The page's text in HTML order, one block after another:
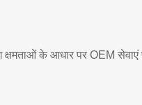
क्षमताओं के आधार पर OEM